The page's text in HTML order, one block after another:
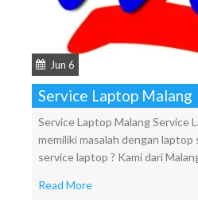
Jun 6
Service Laptop Malang
Service Laptop Malang Service
memiliki masalah dengan laptop
service laptop ? Kami dari
Read More